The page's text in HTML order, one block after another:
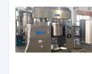
Produkty
Pokaz VR
O nas